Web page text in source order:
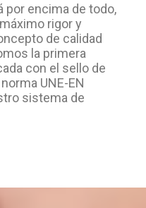
por encima de todo,
rigor y
de calidad
la primera
con el sello de
UNE-EN
sistema de